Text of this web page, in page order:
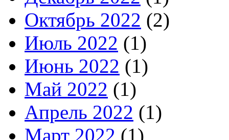
Октябрь 2022 (2)
Июль 2022 (1)
Июнь 2022 (1)
Май 2022 (1)
Апрель 2022 (1)
Март 2022 (1)